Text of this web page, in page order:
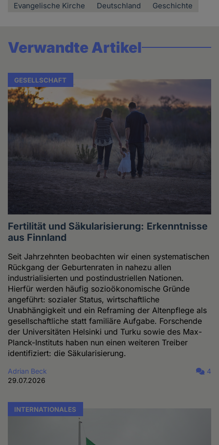
Evangelische Kirche Deutschland Geschichte
Verwandte Artikel
GESELLSCHAFT
Fertilität und Säkularisierung: Erkenntnisse
aus Finnland
Seit Jahrzehnten beobachten wir einen systematischen
Rückgang der Geburtenraten in nahezu allen
industrialisierten und postindustriellen Nationen.
Hierfür werden häufig sozioökonomische Gründe
angeführt: sozialer Status, wirtschaftliche
Unabhängigkeit und ein Reframing der Altenpflege als
gesellschaftliche statt familiäre Aufgabe. Forschende
der Universitäten Helsinki und Turku sowie des Max-
Planck-Instituts haben nun einen weiteren Treiber
identifiziert: die Säkularisierung.
Adrian Beck
29.07.2026
4
INTERNATIONALES